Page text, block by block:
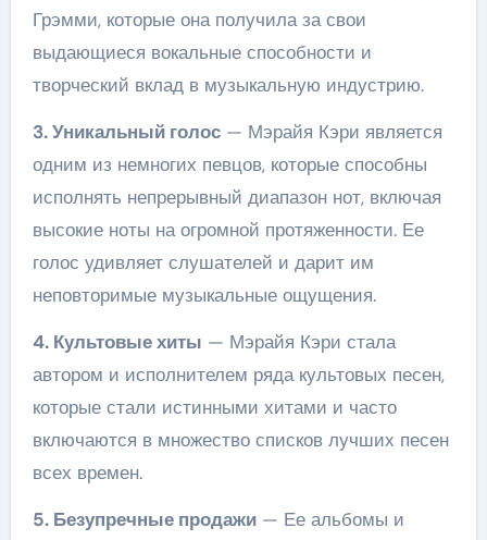
Грэмми, которые она получила за свои
выдающиеся вокальные способности и
творческий вклад в музыкальную индустрию.
3. Уникальный голос— Мэрайя Кэри является
одним из немногих певцов, которые способны
исполнять непрерывный диапазон нот, включая
высокие ноты на огромной протяженности. Ее
голос удивляет слушателей и дарит им
неповторимые музыкальные ощущения.
4. Культовые хиты — Мэрайя Кэри стала
автором и исполнителем ряда культовых песен,
которые стали истинными хитами и часто
включаются в множество списков лучших песен
всех времен.
5. Безупречные продажи— Ее альбомы и